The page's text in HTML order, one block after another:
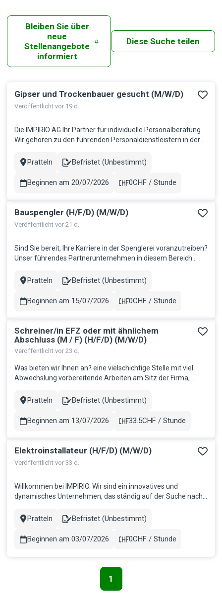
Bleiben Sie über
neue
Stellenangebote
informiert
Diese Suche teilen
Ergebnisse
Gipser und Trockenbauer gesucht (M/W/D)
Veröffentlicht vor 19 d.
Die IMPIRIO AG Ihr Partner für individuelle Personalberatung
Wir gehören zu den führenden Personaldienstleistern in der
uns steht fest: Mitarbeitende sind der Schlüssel zum Erfolg.
Stadt
Pratteln
Contract
Befristet (Unbestimmt)
Beginnen am 20/07/2026
Gehalt
0CHF / Stunde
Bauspengler (H/F/D) (M/W/D)
Veröffentlicht vor 21 d.
Sind Sie bereit, Ihre Karriere in der Spenglerei voranzutreiben?
Unser führendes Partnerunternehmen in diesem Bereich
bereit ist, sein/ihr Können in einem dynamischen Umfeld
einer V...
Stadt
Pratteln
Contract
Befristet (Unbestimmt)
Beginnen am 15/07/2026
Gehalt
0CHF / Stunde
Schreiner/in EFZ oder mit ähnlichem
Abschluss (M / F) (H/F/D) (M/W/D)
Veröffentlicht vor 23 d.
Was bieten wir Ihnen an? eine vielschichtige Stelle mit viel
Abwechslung vorbereitende Arbeiten am Sitz der Firma,
Übernachtung) ein Umfeld, das Sie fördert und Sie als
voranbringen möchte...
Stadt
Pratteln
Contract
Befristet (Unbestimmt)
Beginnen am 13/07/2026
Gehalt
33.5CHF / Stunde
Elektroinstallateur (H/F/D) (M/W/D)
Veröffentlicht vor 33 d.
Willkommen bei IMPIRIO. Wir sind ein innovatives und
dynamisches Unternehmen, das ständig auf der Suche nach
Teams unserer Kunden verstärken möchten. Wir glauben
bieten ihnen...
Stadt
Pratteln
Contract
Befristet (Unbestimmt)
Beginnen am 03/07/2026
Gehalt
0CHF / Stunde
Seitennavigation
1